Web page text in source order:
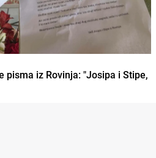
pisma iz Rovinja: "Josipa i Stipe,